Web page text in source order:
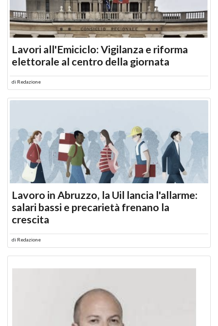
Lavori all'Emiciclo: Vigilanza e riforma
elettorale al centro della giornata
di Redazione
Lavoro in Abruzzo, la Uil lancia l'allarme:
salari bassi e precarietà frenano la
crescita
di Redazione